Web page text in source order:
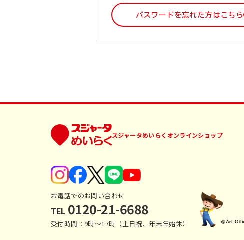
パスワードを忘れた方はこちら
スジャータめいらくオンラインショップ
お電話でのお問い合わせ
TEL 0120-21-6688
受付時間：9時〜17時（土日祝、年末年始休）